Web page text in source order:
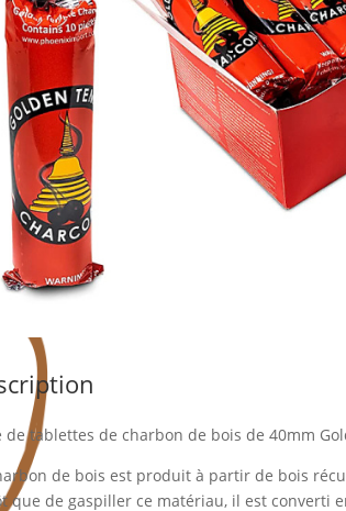
de tablettes de charbon de bois de 40mm
de bois est produit à partir de bois
que de gaspiller ce matériau, il est converti